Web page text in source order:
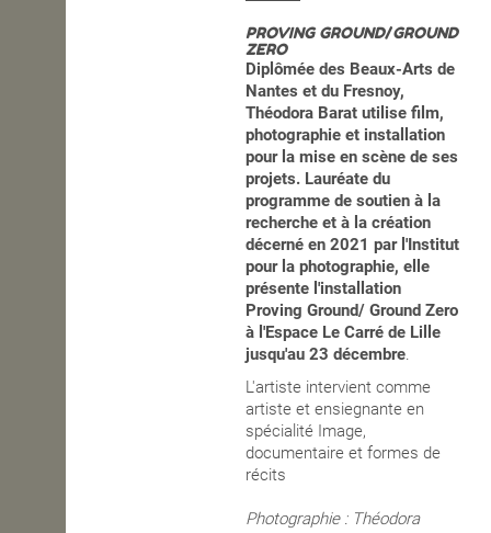
PROVING GROUND/GROUND
ZERO
Diplômée des Beaux-Arts de
Nantes et du Fresnoy,
Théodora Barat utilise film,
photographie et installation
pour la mise en scène de ses
projets. Lauréate du
programme de soutien à la
recherche et à la création
décerné en 2021 par l'Institut
pour la photographie, elle
présente l'installation
Proving Ground/ Ground Zero
à l'Espace Le Carré de Lille
jusqu'au 23 décembre.
L'artiste intervient comme
artiste et ensiegnante en
spécialité Image,
documentaire et formes de
récits
Photographie : Théodora